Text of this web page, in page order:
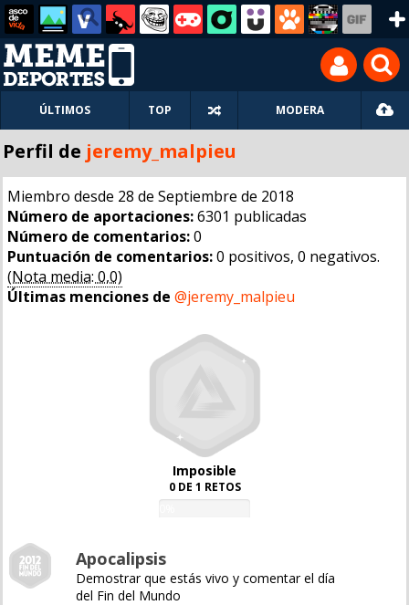
ÚLTIMOS TOP MODERA
Perfil de jeremy_malpieu
Miembro desde 28 de Septiembre de 2018
Número de aportaciones:6301 publicadas
Número de comentarios:0
Puntuación de comentarios:0 positivos, 0 negativos.
(Nota media: 0,0)
Últimas menciones de @jeremy_malpieu
Imposible
0 DE 1 RETOS
Apocalipsis
Demostrar que estás vivo y comentar el día
del Fin del Mundo